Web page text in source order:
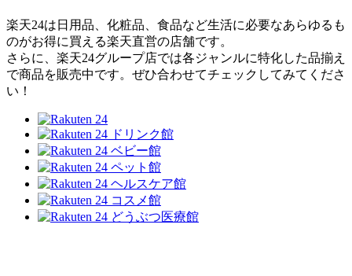
楽天24は日用品、化粧品、食品など生活に必要なあらゆるも
のがお得に買える楽天直営の店舗です。
さらに、楽天24グループ店では各ジャンルに特化した品揃え
で商品を販売中です。ぜひ合わせてチェックしてみてくださ
い！